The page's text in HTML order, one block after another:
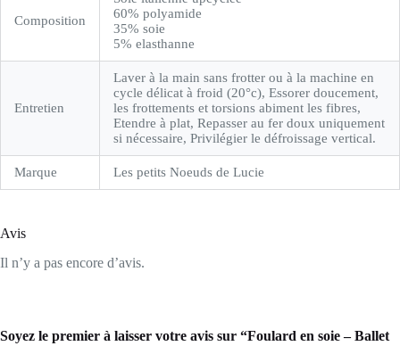
Composition
60% polyamide
35% soie
5% elasthanne
Entretien
Laver à la main sans frotter ou à la machine en
cycle délicat à froid (20°c), Essorer doucement,
les frottements et torsions abiment les fibres,
Etendre à plat, Repasser au fer doux uniquement
si nécessaire, Privilégier le défroissage vertical.
Marque Les petits Noeuds de Lucie
Avis
Il n’y a pas encore d’avis.
Soyez le premier à laisser votre avis sur “Foulard en soie – Ballet